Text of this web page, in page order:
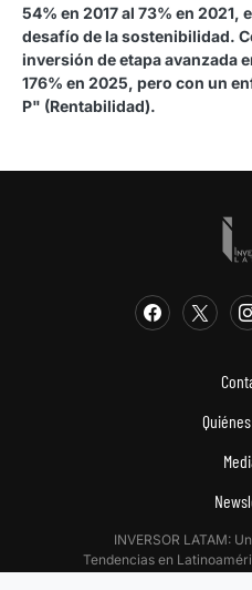
54% en 2017 al 73% en 2021,
desafío de la sostenibilidad.
inversión de etapa avanzada
176% en 2025, pero con un
P" (Rentabilidad).
INVERSOR LATAM:
Tendencias en